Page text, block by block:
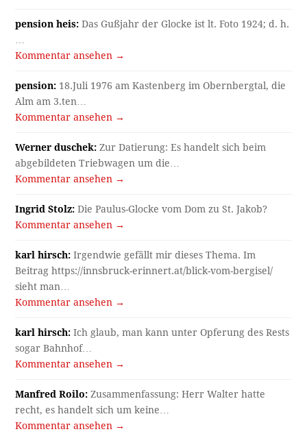
pension heis: Das Gußjahr der Glocke ist lt. Foto 1924; d. h.
Kommentar ansehen →
pension: 18.Juli 1976 am Kastenberg im Obernbergtal, die
Alm am 3.ten…
Kommentar ansehen →
Werner duschek: Zur Datierung: Es handelt sich beim
abgebildeten Triebwagen um die…
Kommentar ansehen →
Ingrid Stolz: Die Paulus-Glocke vom Dom zu St. Jakob?
Kommentar ansehen →
karl hirsch: Irgendwie gefällt mir dieses Thema. Im
Beitrag https://innsbruck-erinnert.at/blick-vom-bergisel/
sieht man…
Kommentar ansehen →
karl hirsch: Ich glaub, man kann unter Opferung des Rests
sogar Bahnhof…
Kommentar ansehen →
Manfred Roilo: Zusammenfassung: Herr Walter hatte
recht, es handelt sich um keine…
Kommentar ansehen →